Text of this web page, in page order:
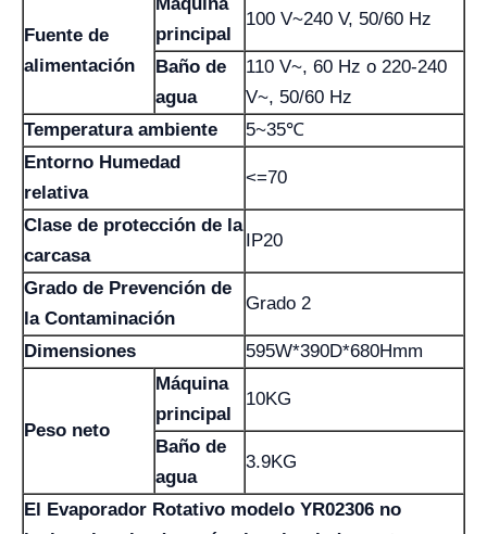
Fuente de
alimentación
principal
100 V~240 V, 50/60 Hz
Baño de
agua
110 V~, 60 Hz o 220-240
V~, 50/60 Hz
Temperatura ambiente
5~35℃
Entorno Humedad
relativa
<=70
Clase de protección de la
carcasa
IP20
Grado de Prevención de
la Contaminación
Grado 2
Dimensiones 595W*390D*680Hmm
Peso neto
Máquina
principal
10KG
Baño de
agua
3.9KG
El Evaporador Rotativo modelo YR02306 no